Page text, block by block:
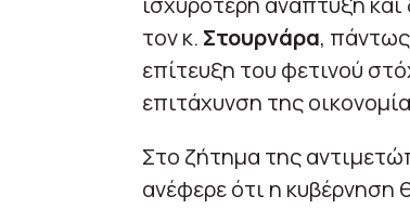
τον κ. Στουρνάρα,
επίτευξη του φετινού
επιτάχυνση της
Στο ζήτημα της
ανέφερε ότι η κυβέρνηση